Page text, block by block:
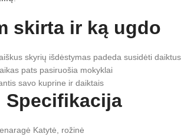
skirta ir ką ugdo
skyrių išdėstymas padeda susidėti daiktus
pats pasiruošia mokyklai
savo kuprine ir daiktais
Specifikacija
Katytė, rožinė